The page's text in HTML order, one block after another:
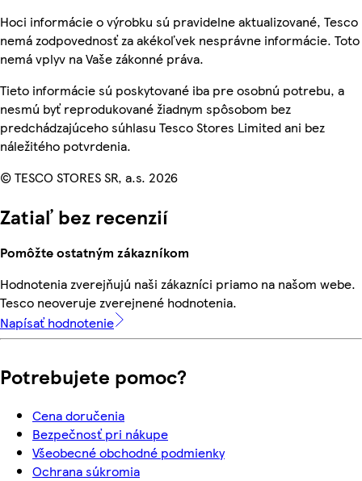
Hoci informácie o výrobku sú pravidelne aktualizované, Tesco
nemá zodpovednosť za akékoľvek nesprávne informácie. Toto
nemá vplyv na Vaše zákonné práva.
Tieto informácie sú poskytované iba pre osobnú potrebu, a
nesmú byť reprodukované žiadnym spôsobom bez
predchádzajúceho súhlasu Tesco Stores Limited ani bez
náležitého potvrdenia.
© TESCO STORES SR, a.s. 2026
Zatiaľ bez recenzií
Pomôžte ostatným zákazníkom
Hodnotenia zverejňujú naši zákazníci priamo na našom webe.
Tesco neoveruje zverejnené hodnotenia.
Napísať hodnotenie
Potrebujete pomoc?
Cena doručenia
Bezpečnosť pri nákupe
Všeobecné obchodné podmienky
Ochrana súkromia